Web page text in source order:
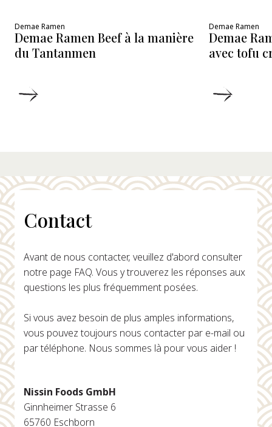
Demae Ramen
Demae Ramen Beef à la manière
du Tantanmen
Demae Ramen
Demae
avec tofu
Contact
Avant de nous contacter, veuillez d'abord consulter
notre page FAQ. Vous y trouverez les réponses aux
questions les plus fréquemment posées.
Si vous avez besoin de plus amples informations,
vous pouvez toujours nous contacter par e-mail ou
par téléphone. Nous sommes là pour vous aider !
Nissin Foods GmbH
Ginnheimer Strasse 6
65760 Eschborn